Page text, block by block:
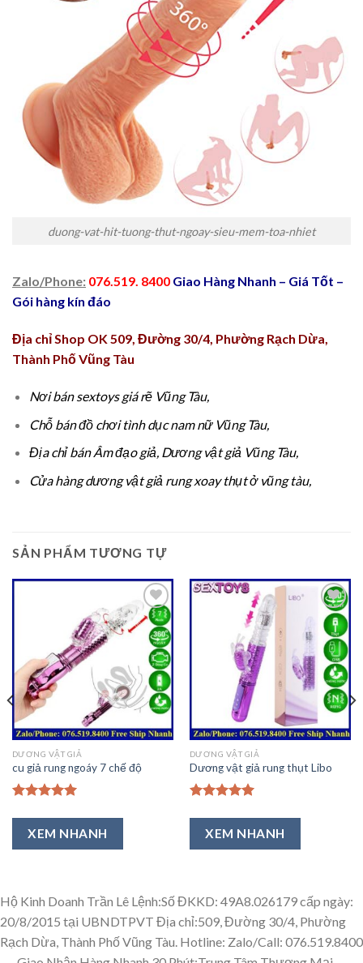
duong-vat-hit-tuong-thut-ngoay-sieu-mem-toa-nhiet
Zalo/Phone: 076.519. 8400 Giao Hàng Nhanh – Giá Tốt –
Gói hàng kín đáo
Địa chỉ Shop OK 509, Đường 30/4, Phường Rạch Dừa,
Thành Phố Vũng Tàu
Nơi bán sextoys giá rẽ Vũng Tàu,
Chỗ bán đồ chơi tình dục nam nữ Vũng Tàu,
Địa chỉ bán Âm đạo giả, Dương vật giả Vũng Tàu,
Cửa hàng dương vật giả rung xoay thụt ở vũng tàu,
SẢN PHẨM TƯƠNG TỰ
Thêm
vào
Ưa
Thích
DƯƠNG VẬT GIẢ
cu giả rung ngoáy 7 chế độ
hạng5.00
5 sao
XEM NHANH
Thêm
vào
Ưa
Thích
DƯƠNG VẬT GIẢ
Dương vật giả rung thụt Libo
hạng5.00
5 sao
XEM NHANH
Hộ Kinh Doanh Trần Lê Lệnh:Số ĐKKD: 49A8.026179 cấp ngày:
20/8/2015 tại UBNDTPVT Địa chỉ:509, Đường 30/4, Phường
Rạch Dừa, Thành Phố Vũng Tàu. Hotline: Zalo/Call: 076.519.8400